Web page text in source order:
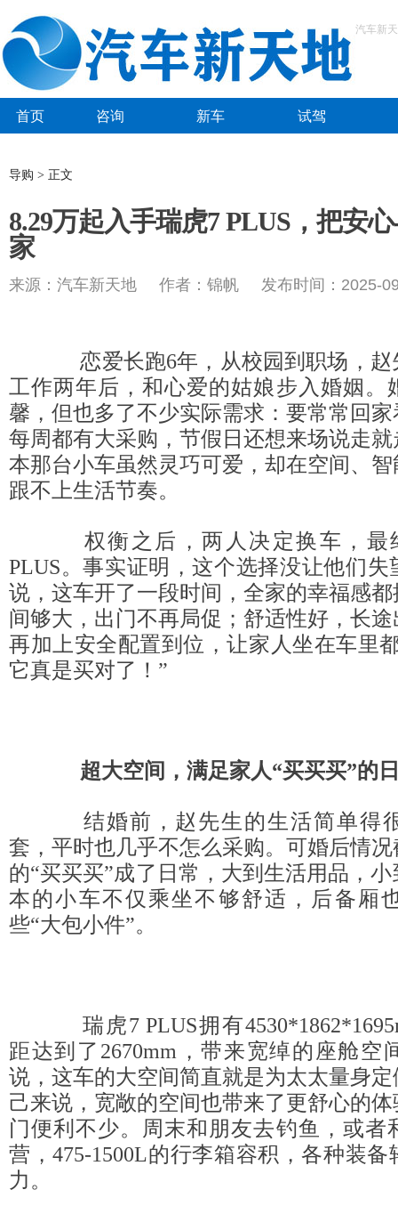
汽车新
首页 咨询 新车 试驾
导购 > 正文
8.29万起入手瑞虎7 PLUS，把安
家
来源：汽车新天地 作者：锦帆 发布时间：2025-
恋爱长跑6年，从校园到职场，赵
工作两年后，和心爱的姑娘步入婚姻。
馨，但也多了不少实际需求：要常常回
每周都有大采购，节假日还想来场说走
本那台小车虽然灵巧可爱，却在空间、
跟不上生活节奏。
权衡之后，两人决定换车，最
PLUS。事实证明，这个选择没让他们失
说，这车开了一段时间，全家的幸福感
间够大，出门不再局促；舒适性好，长
再加上安全配置到位，让家人坐在车里
它真是买对了！”
超大空间，满足家人“买买买”的
结婚前，赵先生的生活简单得
套，平时也几乎不怎么采购。可婚后情
的“买买买”成了日常，大到生活用品，
本的小车不仅乘坐不够舒适，后备厢
些“大包小件”。
瑞虎7 PLUS拥有
距达到了2670mm，带来宽绰的座舱空
说，这车的大空间简直就是为太太量身
己来说，宽敞的空间也带来了更舒心的
门便利不少。周末和朋友去钓鱼，或者
营，475-1500L的行李箱容积，各种装
力。